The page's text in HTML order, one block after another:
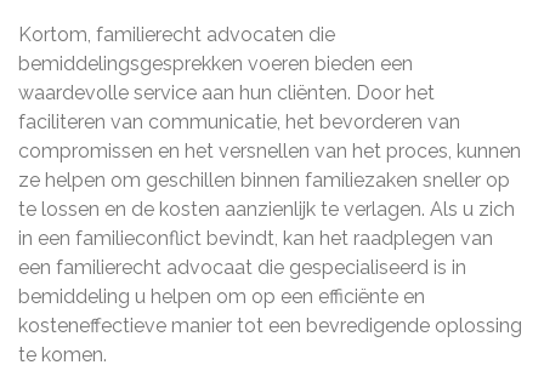
Kortom, familierecht advocaten die
bemiddelingsgesprekken voeren bieden een
waardevolle service aan hun cliënten. Door het
faciliteren van communicatie, het bevorderen van
compromissen en het versnellen van het proces, kunnen
ze helpen om geschillen binnen familiezaken sneller op
te lossen en de kosten aanzienlijk te verlagen. Als u zich
in een familieconflict bevindt, kan het raadplegen van
een familierecht advocaat die gespecialiseerd is in
bemiddeling u helpen om op een efficiënte en
kosteneffectieve manier tot een bevredigende oplossing
te komen.